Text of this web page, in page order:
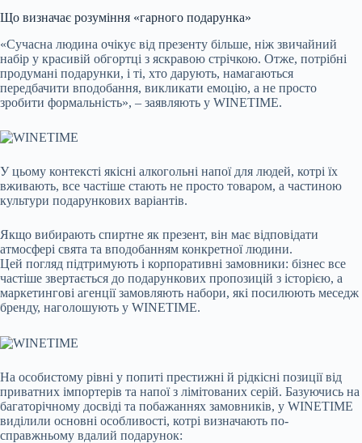
Що визначає розуміння «гарного подарунка»
«Сучасна людина очікує від презенту більше, ніж звичайний
набір у красивій обгортці з яскравою стрічкою. Отже, потрібні
продумані подарунки, і ті, хто дарують, намагаються
передбачити вподобання, викликати емоцію, а не просто
зробити формальність», – заявляють у WINETIME.
У цьому контексті якісні алкогольні напої для людей, котрі їх
вживають, все частіше стають не просто товаром, а частиною
культури подарункових варіантів.
Якщо вибирають спиртне як презент, він має відповідати
атмосфері свята та вподобанням конкретної людини.
Цей погляд підтримують і корпоративні замовники: бізнес все
частіше звертається до подарункових пропозицій з історією, а
маркетингові агенції замовляють набори, які посилюють меседж
бренду, наголошують у WINETIME.
На особистому рівні у попиті престижні й рідкісні позиції від
приватних імпортерів та напої з лімітованих серій. Базуючись на
багаторічному досвіді та побажаннях замовників, у WINETIME
виділили основні особливості, котрі визначають по-
справжньому вдалий подарунок: